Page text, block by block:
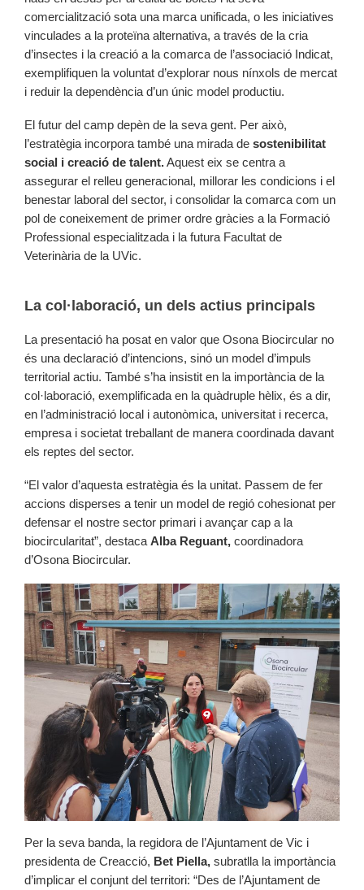
comercialització sota una marca unificada, o les iniciatives
vinculades a la proteïna alternativa, a través de la cria
d’insectes i la creació a la comarca de l’associació Indicat,
exemplifiquen la voluntat d’explorar nous nínxols de mercat
i reduir la dependència d’un únic model productiu.
El futur del camp depèn de la seva gent. Per això,
l’estratègia incorpora també una mirada de sostenibilitat
social i creació de talent.Aquest eix se centra a
assegurar el relleu generacional, millorar les condicions i el
benestar laboral del sector, i consolidar la comarca com un
pol de coneixement de primer ordre gràcies a la Formació
Professional especialitzada i la futura Facultat de
Veterinària de la UVic.
La col·laboració, un dels actius principals
La presentació ha posat en valor que Osona Biocircular no
és una declaració d’intencions, sinó un model d’impuls
territorial actiu. També s’ha insistit en la importància de la
col·laboració, exemplificada en la quàdruple hèlix, és a dir,
en l’administració local i autonòmica, universitat i recerca,
empresa i societat treballant de manera coordinada davant
els reptes del sector.
“El valor d’aquesta estratègia és la unitat. Passem de fer
accions disperses a tenir un model de regió cohesionat per
defensar el nostre sector primari i avançar cap a la
biocircularitat”, destaca Alba Reguant, coordinadora
d’Osona Biocircular.
Per la seva banda, la regidora de l’Ajuntament de Vic i
presidenta de Creacció, Bet Piella, subratlla la importància
d’implicar el conjunt del territori: “Des de l’Ajuntament de